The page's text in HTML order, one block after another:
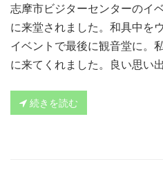
志摩市ビジターセンターのイ
に来堂されました。和具中を
イベントで最後に観音堂に。
に来てくれました。良い思い
続きを読む